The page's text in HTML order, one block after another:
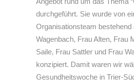
durchgeführt. Sie wurde von
Organisationsteam bestehend
Wagenbach, Frau Alten, Frau
Saile, Frau Sattler und Frau
konzipiert. Damit waren wir
Gesundheitswoche in Trier-